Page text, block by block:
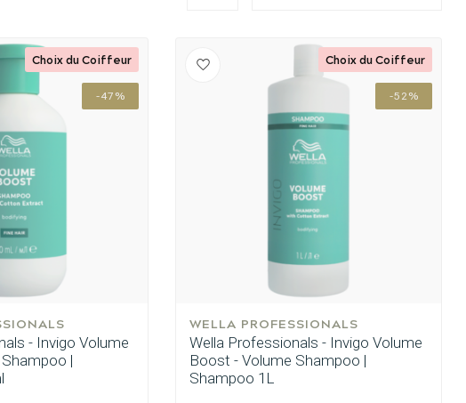
-47%
- Invigo Volume
|
Choix du Coiffeur
-52%
WELLA PROFESSIONALS
Wella Professionals - Invigo Volume
Boost - Volume Shampoo |
Shampoo 1L
Choix du Coiffeur